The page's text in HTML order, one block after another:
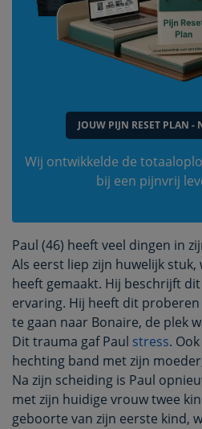
JOUW PIJN RESET PLAN -
Wij ontwikkelde de
bij een pijnvrij
Paul (46) heeft veel dingen in
Als eerst liep zijn huwelijk
heeft gemaakt. Hij beschrijft
ervaring. Hij heeft dit
te gaan naar Bonaire, de plek
Dit trauma gaf Paul stress.
hechting band met zijn
Na zijn scheiding is Paul
met zijn huidige vrouw twee
geboorte van zijn eerste kind,